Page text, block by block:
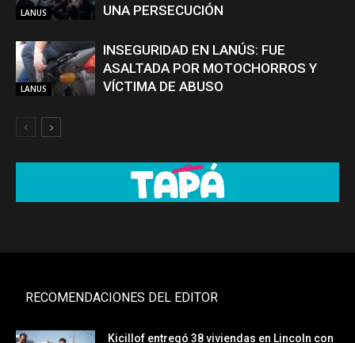
LANUS UNA PERSECUCIÓN
LANUS
INSEGURIDAD EN LANÚS: FUE
ASALTADA POR MOTOCHORROS Y
VÍCTIMA DE ABUSO
RECOMENDACIONES DEL EDITOR
Kicillof entregó 38 viviendas en Lincoln con